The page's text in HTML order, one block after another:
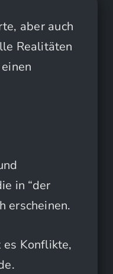
aber auch
Realitäten
in “der
erscheinen.
Konflikte,